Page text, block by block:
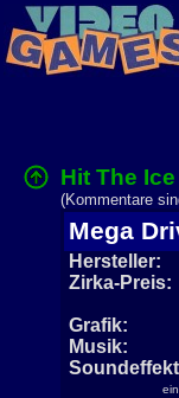
Hit The Ice
(Kommentare
Mega
Hersteller:
Zirka-Preis:
Grafik:
Musik: